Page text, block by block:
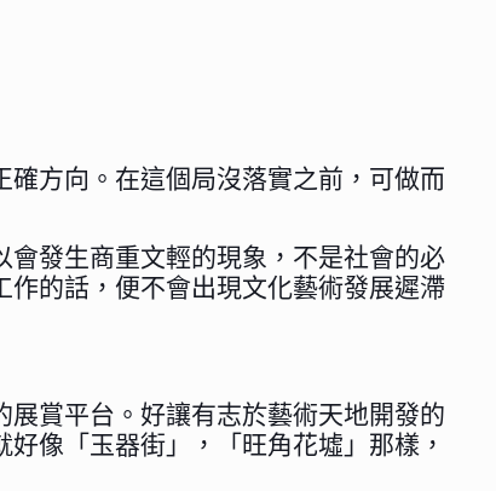
方向。在這個局沒落實之前，可做而
發生商重文輕的現象，不是社會的必
的話，便不會出現文化藝術發展遲滯
賞平台。好讓有志於藝術天地開發的
像「玉器街」，「旺角花墟」那樣，